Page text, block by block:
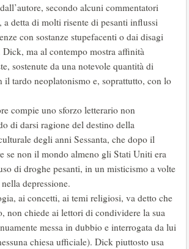
secondo alcuni commentatori
a detta di molti risente di pesanti influssi
con sostanze stupefacenti o dai disagi
ma al contempo mostra affinità
sostenute da una notevole quantità di
il tardo neoplatonismo e, soprattutto, con lo
compie uno sforzo letterario non
di darsi ragione del destino della
degli anni Sessanta, che dopo il
se non il mondo almeno gli Stati Uniti era
di droghe pesanti, in un misticismo a volte
depressione.
ai concetti, ai temi religiosi, va detto che
non chiede ai lettori di condividere la sua
messa in dubbio e interrogata da lui
chiesa ufficiale). Dick piuttosto usa